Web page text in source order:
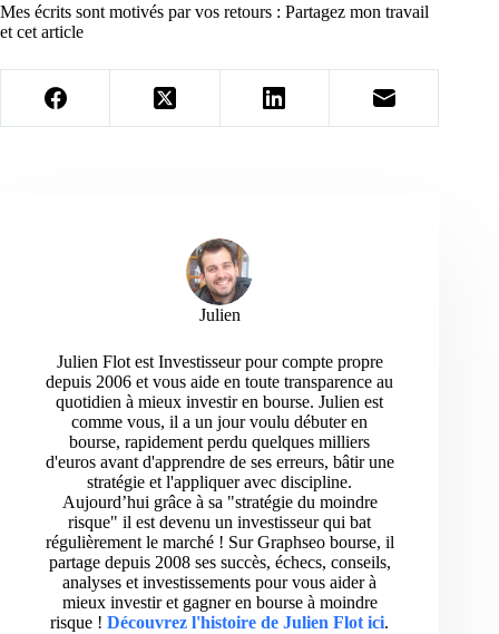
Mes écrits sont motivés par vos retours : Partagez mon travail
et cet article
Julien
Julien Flot est Investisseur pour compte propre
depuis 2006 et vous aide en toute transparence au
quotidien à mieux investir en bourse. Julien est
comme vous, il a un jour voulu débuter en
bourse, rapidement perdu quelques milliers
d'euros avant d'apprendre de ses erreurs, bâtir une
stratégie et l'appliquer avec discipline.
Aujourd’hui grâce à sa "stratégie du moindre
risque" il est devenu un investisseur qui bat
régulièrement le marché ! Sur Graphseo bourse, il
partage depuis 2008 ses succès, échecs, conseils,
analyses et investissements pour vous aider à
mieux investir et gagner en bourse à moindre
risque ! Découvrez l'histoire de Julien Flot ici.